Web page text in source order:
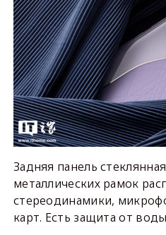
Задняя панель
металлических рамок
стереодинамики,
карт. Есть защита от